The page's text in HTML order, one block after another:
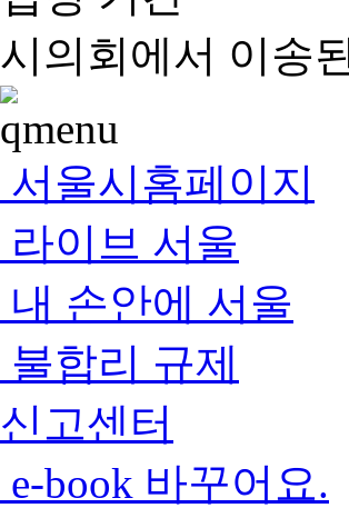
시의회에서 이송
서울시홈페이지
라이브 서울
내 손안에 서울
불합리 규제
신고센터
e-book 바꾸어요.